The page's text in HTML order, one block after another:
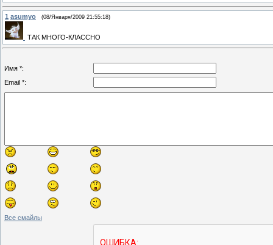
1 asumyo (08/Января/2009 21:55:18)
ТАК МНОГО-КЛАССНО
Имя *:
Email *:
Все смайлы